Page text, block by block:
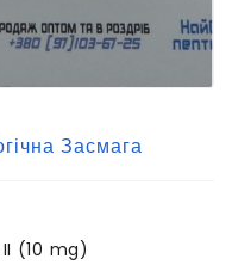
Засмага
(10 mg)